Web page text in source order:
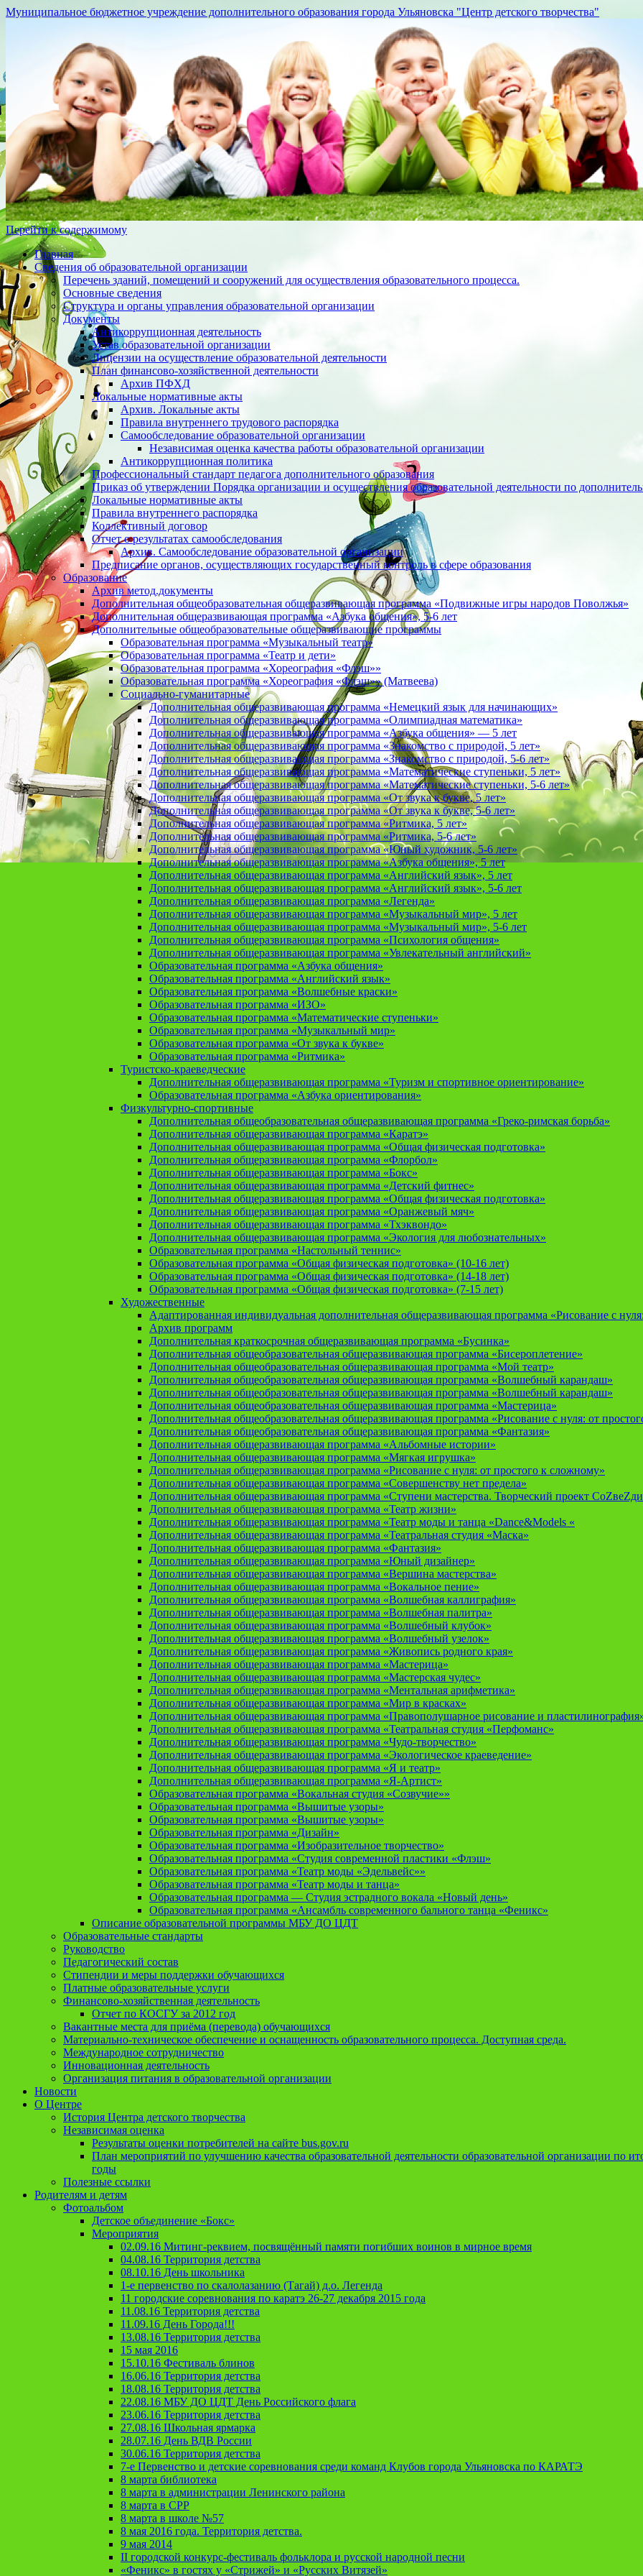
Муниципальное бюджетное учреждение дополнительного образования города Ульяновска "Центр детского творчества"
Перейти к содержимому
Главная
Сведения об образовательной организации
Перечень зданий, помещений и сооружений для осуществления образовательного процесса.
Основные сведения
Структура и органы управления образовательной организации
Документы
Антикоррупционная деятельность
Устав образовательной организации
Лицензии на осуществление образовательной деятельности
План финансово-хозяйственной деятельности
Архив ПФХД
Локальные нормативные акты
Архив. Локальные акты
Правила внутреннего трудового распорядка
Cамообследование образовательной организации
Независимая оценка качества работы образовательной организации
Антикоррупционная политика
Профессиональный стандарт педагога дополнительного образования
Приказ об утверждении Порядка организации и осуществления образовательной деятельности по
Локальные нормативные акты
Правила внутреннего распорядка
Коллективный договор
Отчет о результатах самообследования
Архив. Cамообследование образовательной организации
Предписание органов, осуществляющих государственный контроль в сфере образования
Образование
Архив метод.документы
Дополнительная общеобразовательная общеразвивающая программа «Подвижные игры народов Поволжья»
Дополнительная общеразвивающая программа «Азбука общения», 5-6 лет
Дополнительные общеобразовательные общеразвивающие программы
Образовательная программа «Музыкальный театр»
Образовательная программа «Театр и дети»
Образовательная программа «Хореография «Флэш»»
Образовательная программа «Хореография «Флэш»» (Матвеева)
Социально-гуманитарные
Дополнительная общеразвивающая программа «Немецкий язык для начинающих»
Дополнительная общеразвивающая программа «Олимпиадная математика»
Дополнительная общеразвивающая программа «Азбука общения» — 5 лет
Дополнительная общеразвивающая программа «Знакомство с природой, 5 лет»
Дополнительная общеразвивающая программа «Знакомство с природой, 5-6 лет»
Дополнительная общеразвивающая программа «Математические ступеньки, 5 лет»
Дополнительная общеразвивающая программа «Математические ступеньки, 5-6 лет»
Дополнительная общеразвивающая программа «От звука к букве, 5 лет»
Дополнительная общеразвивающая программа «От звука к букве, 5-6 лет»
Дополнительная общеразвивающая программа «Ритмика, 5 лет»
Дополнительная общеразвивающая программа «Ритмика, 5-6 лет»
Дополнительная общеразвивающая программа «Юный художник, 5-6 лет»
Дополнительная общеразвивающая программа «Азбука общения», 5 лет
Дополнительная общеразвивающая программа «Английский язык», 5 лет
Дополнительная общеразвивающая программа «Английский язык», 5-6 лет
Дополнительная общеразвивающая программа «Легенда»
Дополнительная общеразвивающая программа «Музыкальный мир», 5 лет
Дополнительная общеразвивающая программа «Музыкальный мир», 5-6 лет
Дополнительная общеразвивающая программа «Психология общения»
Дополнительная общеразвивающая программа «Увлекательный английский»
Образовательная программа «Азбука общения»
Образовательная программа «Английский язык»
Образовательная программа «Волшебные краски»
Образовательная программа «ИЗО»
Образовательная программа «Математические ступеньки»
Образовательная программа «Музыкальный мир»
Образовательная программа «От звука к букве»
Образовательная программа «Ритмика»
Туристско-краеведческие
Дополнительная общеразвивающая программа «Туризм и спортивное ориентирование»
Образовательная программа «Азбука ориентирования»
Физкультурно-спортивные
Дополнительная общеобразовательная общеразвивающая программа «Греко-римская борьба»
Дополнительная общеразвивающая программа «Каратэ»
Дополнительная общеразвивающая программа «Общая физическая подготовка»
Дополнительная общеразвивающая программа «Флорбол»
Дополнительная общеразвивающая программа «Бокс»
Дополнительная общеразвивающая программа «Детский фитнес»
Дополнительная общеразвивающая программа «Общая физическая подготовка»
Дополнительная общеразвивающая программа «Оранжевый мяч»
Дополнительная общеразвивающая программа «Тхэквондо»
Дополнительная общеразвивающая программа «Экология для любознательных»
Образовательная программа «Настольный теннис»
Образовательная программа «Общая физическая подготовка» (10-16 лет)
Образовательная программа «Общая физическая подготовка» (14-18 лет)
Образовательная программа «Общая физическая подготовка» (7-15 лет)
Художественные
Адаптированная индивидуальная дополнительная общеразвивающая программа «Рисование с
Архив программ
Дополнительная краткосрочная общеразвивающая программа «Бусинка»
Дополнительная общеобразовательная общеразвивающая программа «Бисероплетение»
Дополнительная общеобразовательная общеразвивающая программа «Мой театр»
Дополнительная общеобразовательная общеразвивающая программа «Волшебный карандаш»
Дополнительная общеобразовательная общеразвивающая программа «Волшебный карандаш»
Дополнительная общеобразовательная общеразвивающая программа «Мастерица»
Дополнительная общеобразовательная общеразвивающая программа «Рисование с нуля: от
Дополнительная общеобразовательная общеразвивающая программа «Фантазия»
Дополнительная общеразвивающая программа «Альбомные истории»
Дополнительная общеразвивающая программа «Мягкая игрушка»
Дополнительная общеразвивающая программа «Рисование с нуля: от простого к сложному»
Дополнительная общеразвивающая программа «Совершенству нет предела»
Дополнительная общеразвивающая программа «Ступени мастерства. Творческий проект
Дополнительная общеразвивающая программа «Театр жизни»
Дополнительная общеразвивающая программа «Театр моды и танца «Dance&Models «
Дополнительная общеразвивающая программа «Театральная студия «Маска»
Дополнительная общеразвивающая программа «Фантазия»
Дополнительная общеразвивающая программа «Юный дизайнер»
Дополнительная общеразвивающая программа «Вершина мастерства»
Дополнительная общеразвивающая программа «Вокальное пение»
Дополнительная общеразвивающая программа «Волшебная каллиграфия»
Дополнительная общеразвивающая программа «Волшебная палитра»
Дополнительная общеразвивающая программа «Волшебный клубок»
Дополнительная общеразвивающая программа «Волшебный узелок»
Дополнительная общеразвивающая программа «Живопись родного края»
Дополнительная общеразвивающая программа «Мастерица»
Дополнительная общеразвивающая программа «Мастерская чудес»
Дополнительная общеразвивающая программа «Ментальная арифметика»
Дополнительная общеразвивающая программа «Мир в красках»
Дополнительная общеразвивающая программа «Правополушарное рисование и
Дополнительная общеразвивающая программа «Театральная студия «Перфоманс»
Дополнительная общеразвивающая программа «Чудо-творчество»
Дополнительная общеразвивающая программа «Экологическое краеведение»
Дополнительная общеразвивающая программа «Я и театр»
Дополнительная общеразвивающая программа «Я-Артист»
Образовательная программа «Вокальная студия «Созвучие»»
Образовательная программа «Вышитые узоры»
Образовательная программа «Вышитые узоры»
Образовательная программа «Дизайн»
Образовательная программа «Изобразительное творчество»
Образовательная программа «Студия современной пластики «Флэш»
Образовательная программа «Театр моды «Эдельвейс»»
Образовательная программа «Театр моды и танца»
Образовательная программа — Студия эстрадного вокала «Новый день»
Образовательная программа «Ансамбль современного бального танца «Феникс»
Описание образовательной программы МБУ ДО ЦДТ
Образовательные стандарты
Руководство
Педагогический состав
Стипендии и меры поддержки обучающихся
Платные образовательные услуги
Финансово-хозяйственная деятельность
Отчет по КОСГУ за 2012 год
Вакантные места для приёма (перевода) обучающихся
Материально-техническое обеспечение и оснащенность образовательного процесса. Доступная среда.
Международное сотрудничество
Инновационная деятельность
Организация питания в образовательной организации
Новости
О Центре
История Центра детского творчества
Независимая оценка
Результаты оценки потребителей на сайте bus.gov.ru
План мероприятий по улучшению качества образовательной деятельности образовательной организации по
годы
Полезные ссылки
Родителям и детям
Фотоальбом
Детское объединение «Бокс»
Мероприятия
02.09.16 Митинг-реквием, посвящённый памяти погибших воинов в мирное время
04.08.16 Территория детства
08.10.16 День школьника
1-е первенство по скалолазанию (Тагай) д.о. Легенда
11 городские соревнования по каратэ 26-27 декабря 2015 года
11.08.16 Территория детства
11.09.16 День Города!!!
13.08.16 Территория детства
15 мая 2016
15.10.16 Фестиваль блинов
16.06.16 Территория детства
18.08.16 Территория детства
22.08.16 МБУ ДО ЦДТ День Российского флага
23.06.16 Территория детства
27.08.16 Школьная ярмарка
28.07.16 День ВДВ России
30.06.16 Территория детства
7-е Первенство и детские соревнования среди команд Клубов города Ульяновска по КАРАТЭ
8 марта библиотека
8 марта в администрации Ленинского района
8 марта в СРР
8 марта в школе №57
8 мая 2016 года. Территория детства.
9 мая 2014
II городской конкурс-фестиваль фольклора и русской народной песни
«Феникс» в гостях у «Стрижей» и «Русских Витязей»